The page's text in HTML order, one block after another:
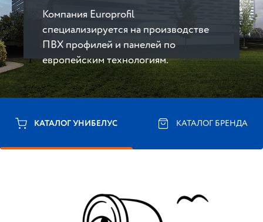
Компания Europrofil
специализируется на производстве
ПВХ профилей и панелей по
европейским технологиям.
КАТАЛОГ УНИБЕЛУС КАТАЛОГ БРЕНДА